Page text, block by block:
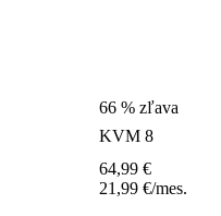
66 % zľava
KVM 8
64,99 €
21,99 €/mes.